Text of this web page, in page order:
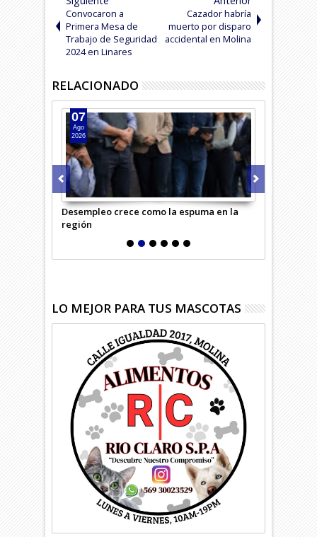
Convocaron a
Primera Mesa de
Trabajo de Seguridad
2024 en Linares
Cazador habría
muerto por disparo
accidental en Molina
RELACIONADO
Desempleo crece como la espuma en la
región
07
Ago
2026
LO MEJOR PARA TUS MASCOTAS